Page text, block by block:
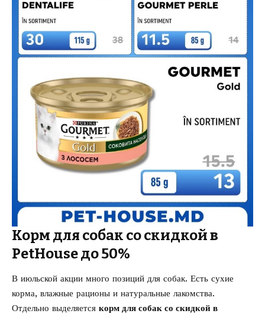
Корм для собак со скидкой в
PetHouse до 50%
В июльской акции много позиций для собак. Есть сухие
корма, влажные рационы и натуральные лакомства.
Отдельно выделяется корм для собак со скидкой в